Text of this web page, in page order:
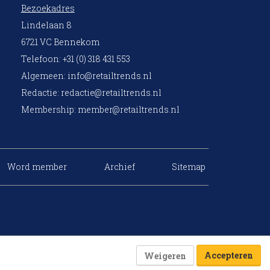
Bezoekadres
Lindelaan 8
6721 VC Bennekom
Telefoon: +31 (0) 318 431 553
Algemeen: info@retailtrends.nl
Redactie: redactie@retailtrends.nl
Membership: member@retailtrends.nl
Word member Archief Sitemap
Weigeren Accepteren